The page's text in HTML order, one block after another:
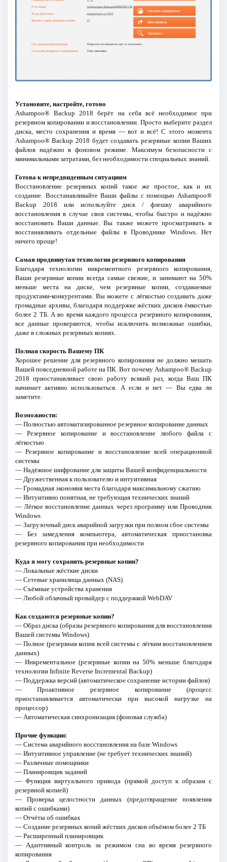
Установите, настройте, готово
Ashampoo® Backup 2018 берёт на себя всё необходимое при
резервном копировании и восстановлении. Просто выберите раздел
диска, место сохранения и время — вот и всё! С этого момента
Ashampoo® Backup 2018 будет создавать резервные копии Ваших
файлов надёжно в фоновом режиме. Максимум безопасности с
минимальными затратами, без необходимости специальных знаний.
Готова к непредвиденным ситуациям
Восстановление резервных копий такое же простое, как и их
создание. Восстанавливайте Ваши файлы с помощью Ashampoo®
Backup 2018 или используйте диск / флешку аварийного
восстановления в случае своя системы, чтобы быстро и надёжно
восстановить Ваши данные. Вы также можете просматривать и
восстанавливать отдельные файлы в Проводнике Windows. Нет
ничего проще!
Самая продвинутая технология резервного копирования
Благодаря технологии инкрементного резервного копирования,
Ваши резервные копии всегда самые свежие, и занимают на 50%
меньше места на диске, чем резервные копии, создаваемые
продуктами-конкурентами. Вы можете с лёгкостью создавать даже
громадные архивы, благодаря поддержке жёстких дисков ёмкостью
более 2 ТБ. А во время каждого процесса резервного копирования,
все данные проверяются, чтобы исключить возможные ошибки,
даже в сложных резервных копиях.
Полная скорость Вашему ПК
Хорошее решение для резервного копирования не должно мешать
Вашей повседневной работе на ПК. Вот почему Ashampoo® Backup
2018 приостанавливает свою работу всякий раз, когда Ваш ПК
начинает активно использоваться. А если и нет — Вы едва ли
заметите.
Возможности:
— Полностью автоматизированное резервное копирование данных
— Резервное копирование и восстановление любого файла с
лёгкостью
— Резервное копирование и восстановление всей операционной
системы
— Надёжное шифрование для защиты Вашей конфиденциальности
— Дружественная к пользователю и интуитивная
— Громадная экономия места благодаря максимальному сжатию
— Интуитивно понятная, не требующая технических знаний
— Лёгкое восстановление данных через программу или Проводник
Windows
— Загрузочный диск аварийной загрузки при полном сбое системы
— Без замедления компьютера, автоматическая приостановка
резервного копирования при необходимости
Куда я могу сохранять резервные копии?
— Локальные жёсткие диски
— Сетевые хранилища данных (NAS)
— Съёмные устройства хранения
— Любой облачный провайдер с поддержкой WebDAV
Как создаются резервные копии?
— Образ диска (образы резервного копирования для восстановления
Вашей системы Windows)
— Полное (резервная копия всей системы с лёгким восстановлением
данных)
— Инкрементальное (резервные копии на 50% меньше благодаря
технологии Infinite Reverse Incremental Backup)
— Поддержка версий (автоматическое сохранение истории файлов)
— Проактивное резервное копирование (процесс
приостанавливается автоматически при высокой нагрузке на
процессор)
— Автоматическая синхронизация (фоновая служба)
Прочие функции:
— Система аварийного восстановления на базе Windows
— Интуитивное управление (не требует технических знаний)
— Различные помощники
— Планировщик заданий
— Функция виртуального привода (прямой доступ к образам с
резервной копией)
— Проверка целостности данных (предотвращение появления
копий с ошибками)
— Отчёты об ошибках
— Создание резервных копий жёстких дисков объёмом более 2 ТБ
— Расширенный планировщик
— Адаптивный контроль за режимом сна во время резервного
копирования